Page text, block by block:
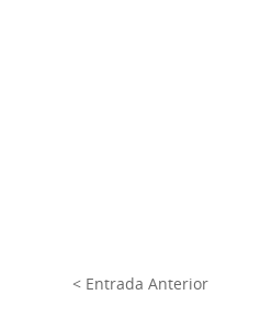
< Entrada Anterior